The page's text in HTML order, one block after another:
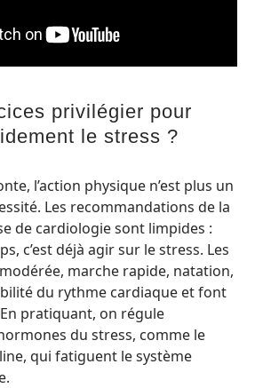
privilégier pour
le stress ?
l’action physique n’est plus un
Les recommandations de la
de cardiologie sont limpides :
c’est déjà agir sur le stress. Les
marche rapide, natation,
du rythme cardiaque et font
pratiquant, on régule
du stress, comme le
qui fatiguent le système